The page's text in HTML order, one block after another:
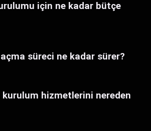
için ne kadar bütçe
süreci ne kadar sürer?
kurulum hizmetlerini nereden